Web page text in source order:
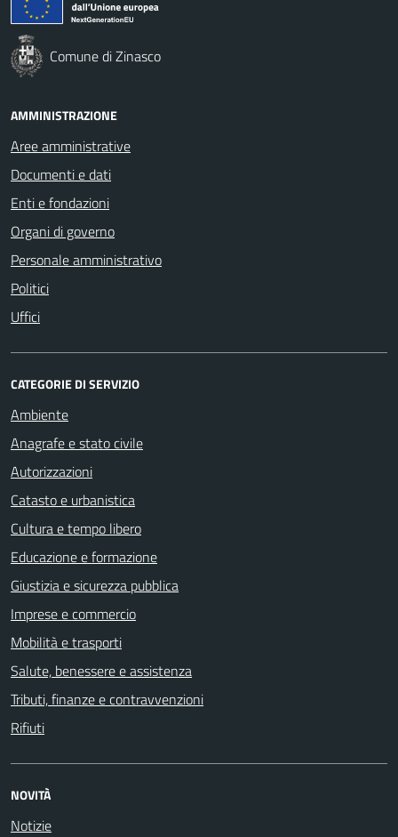
Comune di Zinasco
AMMINISTRAZIONE
Aree amministrative
Documenti e dati
Enti e fondazioni
Organi di governo
Personale amministrativo
Politici
Uffici
CATEGORIE DI SERVIZIO
Ambiente
Anagrafe e stato civile
Autorizzazioni
Catasto e urbanistica
Cultura e tempo libero
Educazione e formazione
Giustizia e sicurezza pubblica
Imprese e commercio
Mobilità e trasporti
Salute, benessere e assistenza
Tributi, finanze e contravvenzioni
Rifiuti
NOVITÀ
Notizie